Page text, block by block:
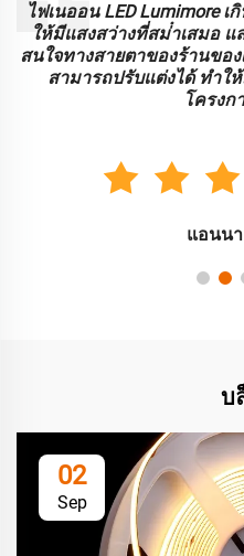
ไฟเนออน LED Lumimore
ให้มีแสงสว่างที่สม่ําเสมอ
สนใจทางสายตาของร้านขอ
สามารถปรับแต่งได้ ทําใ
โครงก
แอนน
บ
02
Sep